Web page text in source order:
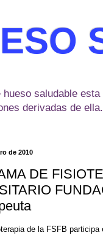
hueso saludable
derivadas de ella.
de 2010
DE
de la FSFB